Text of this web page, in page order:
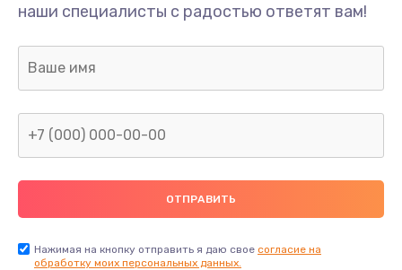
наши специалисты с радостью ответят вам!
Нажимая на кнопку отправить я даю свое согласие на
обработку моих персональных данных.